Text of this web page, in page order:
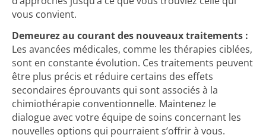
vous convient.
Demeurez au courant des nouveaux traitements :
Les avancées médicales, comme les thérapies ciblées,
sont en constante évolution. Ces traitements peuvent
être plus précis et réduire certains des effets
secondaires éprouvants qui sont associés à la
chimiothérapie conventionnelle. Maintenez le
dialogue avec votre équipe de soins concernant les
nouvelles options qui pourraient s’offrir à vous.